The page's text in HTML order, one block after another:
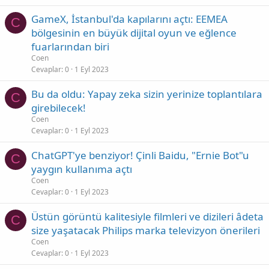
C
GameX, İstanbul'da kapılarını açtı: EEMEA
bölgesinin en büyük dijital oyun ve eğlence
fuarlarından biri
Coen
Cevaplar 0 1 Eyl 2023
C
Bu da oldu: Yapay zeka sizin yerinize toplantılara
girebilecek!
Coen
Cevaplar 0 1 Eyl 2023
C
ChatGPT'ye benziyor! Çinli Baidu, "Ernie Bot"u
yaygın kullanıma açtı
Coen
Cevaplar 0 1 Eyl 2023
C
Üstün görüntü kalitesiyle filmleri ve dizileri âdeta
size yaşatacak Philips marka televizyon önerileri
Coen
Cevaplar 0 1 Eyl 2023